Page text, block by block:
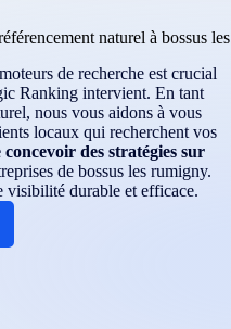
naturel à bossus les
de recherche est crucial
Ranking intervient. En tant
nous vous aidons à vous
locaux qui recherchent vos
des stratégies sur
de bossus les rumigny.
visibilité durable et efficace.